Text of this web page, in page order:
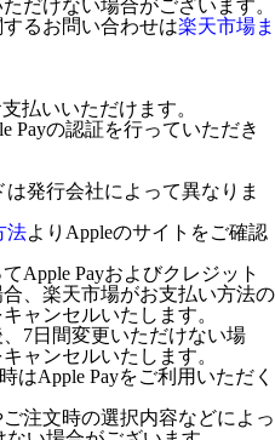
だけない場合がございます。
るお問い合わせは楽天市場ま
払いいただけます。
Payの認証を行っていただき
発行会社によって異なりま
法よりAppleのサイトをご確認
Apple Payおよびクレジット
、楽天市場がお支払い方法の
ャンセルいたします。
7日間変更いただけない場
ャンセルいたします。
はApple Payをご利用いただく
注文時の選択内容などによっ